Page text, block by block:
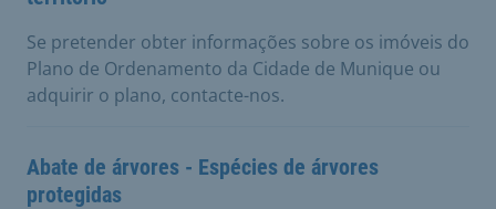
Se pretender obter informações sobre os imóveis do
Plano de Ordenamento da Cidade de Munique ou
adquirir o plano, contacte-nos.
Abate de árvores - Espécies de árvores
protegidas